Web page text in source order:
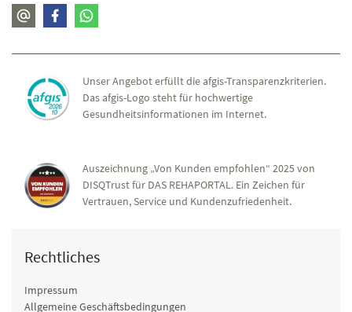
Unser Angebot erfüllt die afgis-Transparenzkriterien.
Das afgis-Logo steht für hochwertige
Gesundheitsinformationen im Internet.
Auszeichnung „Von Kunden empfohlen“ 2025 von
DISQTrust für DAS REHAPORTAL. Ein Zeichen für
Vertrauen, Service und Kundenzufriedenheit.
Rechtliches
Impressum
Allgemeine Geschäftsbedingungen